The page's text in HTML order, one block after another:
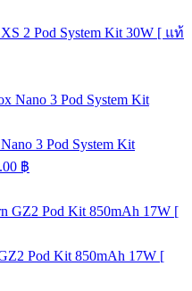
2 Pod System Kit 30W [ แท้
3 Pod System Kit
฿
Pod Kit 850mAh 17W [